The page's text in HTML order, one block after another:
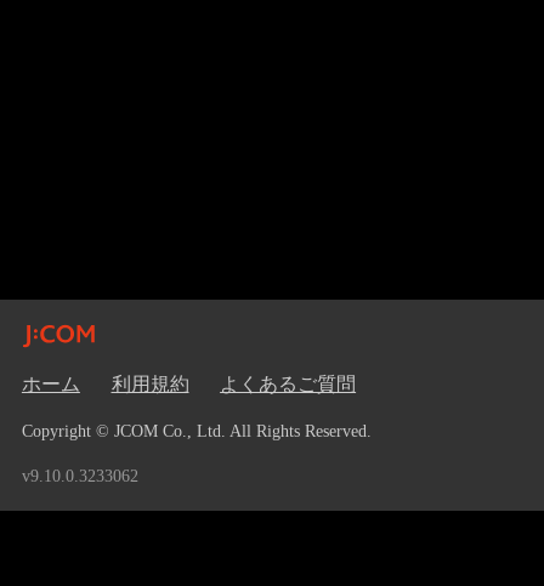
ホーム 利用規約 よくあるご質問
Copyright © JCOM Co., Ltd. All Rights Reserved.
v9.10.0.3233062